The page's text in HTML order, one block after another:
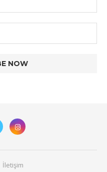
İletişim